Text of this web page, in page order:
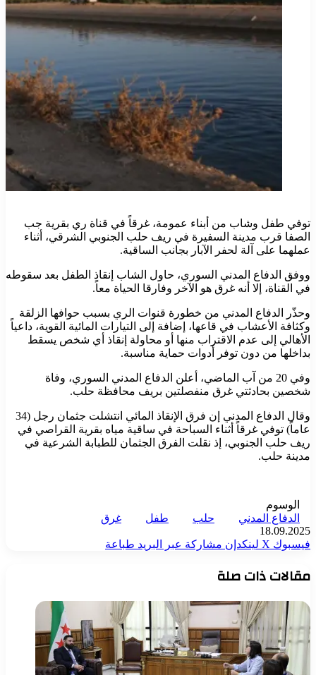
توفي طفل وشاب من أبناء عمومة، غرقاً في قناة ري بقرية جب
الصفا قرب مدينة السفيرة في ريف حلب الجنوبي الشرقي، أثناء
عملهما على آلة لحفر الآبار بجانب الساقية.
ووفق الدفاع المدني السوري، حاول الشاب إنقاذ الطفل بعد سقوطه
في القناة، إلا أنه غرق هو الآخر وفارقا الحياة معاً.
وحذّر الدفاع المدني من خطورة قنوات الري بسبب حوافها الزلقة
وكثافة الأعشاب في قاعها، إضافة إلى التيارات المائية القوية، داعياً
الأهالي إلى عدم الاقتراب منها أو محاولة إنقاذ أي شخص يسقط
بداخلها من دون توفر أدوات حماية مناسبة.
وفي 20 من آب الماضي، أعلن الدفاع المدني السوري، وفاة
شخصين بحادثتي غرق منفصلتين بريف محافظة حلب.
وقال الدفاع المدني إن فرق الإنقاذ المائي انتشلت جثمان رجل (34
عاماً) توفي غرقاً أثناء السباحة في ساقية مياه بقرية القراصي في
ريف حلب الجنوبي، إذ نقلت الفرق الجثمان للطبابة الشرعية في
مدينة حلب.
الوسوم
الدفاع المدني
حلب طفل
غرق
18.09.2025
فيسبوك ‫X لينكدإن مشاركة عبر البريد طباعة
مقالات ذات صلة